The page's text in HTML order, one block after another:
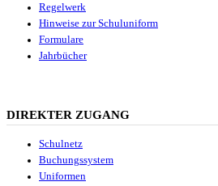
Regelwerk
Hinweise zur Schuluniform
Formulare
Jahrbücher
DIREKTER ZUGANG
Schulnetz
Buchungssystem
Uniformen